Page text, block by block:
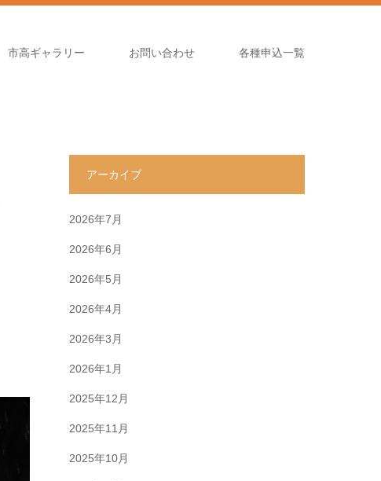
市高ギャラリー お問い合わせ 各種申込一覧
アーカイブ
2026年7月
2026年6月
2026年5月
2026年4月
2026年3月
2026年1月
2025年12月
2025年11月
2025年10月